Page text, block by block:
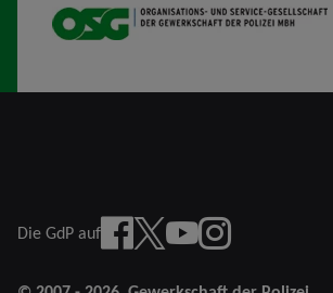
OSG
Die GdP auf
Facebook
X YouTubeinstagram